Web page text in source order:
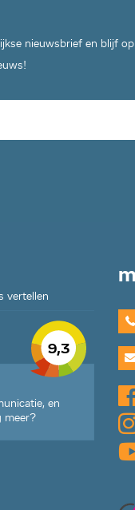
nieuwsbrief en blijf
vertellen
9,3
en
meer?